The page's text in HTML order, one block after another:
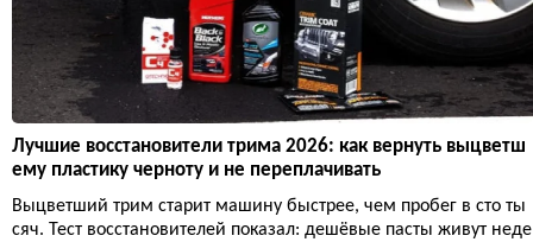
Лучшие восстановители трима 2026: как вернуть выцветш
ему пластику черноту и не переплачивать
Выцветший трим старит машину быстрее, чем пробег в сто ты
сяч. Тест восстановителей показал: дешёвые пасты живут неде